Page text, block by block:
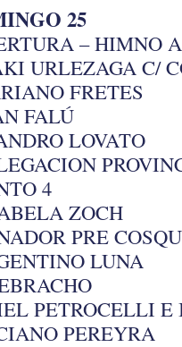
25
– HIMNO
URLEZAGA C/
FRETES
FALÚ
LOVATO
4
ZOCH
PRE
LUNA
PETROCELLI
PEREYRA